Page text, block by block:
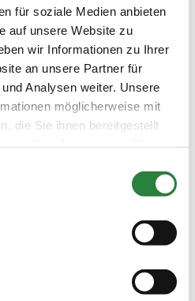
für soziale Medien anbieten
auf unsere Website zu
wir Informationen zu Ihrer
an unsere Partner für
Analysen weiter. Unsere
möglicherweise mit
die Sie ihnen bereitgestellt
3 Nächte ab
lernen die Reisegäste das
Tradition und